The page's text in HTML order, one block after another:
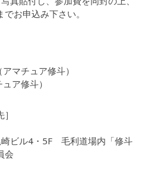
お申込み下さい。
（アマチュア修斗）
ュア修斗）
ビル4・5F 毛利道場内「修斗
会